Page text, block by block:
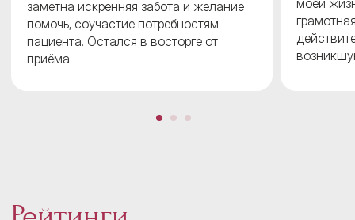
заметна искренняя забота и желание
помочь, соучастие потребностям
пациента. Остался в восторге от
приёма.
моей